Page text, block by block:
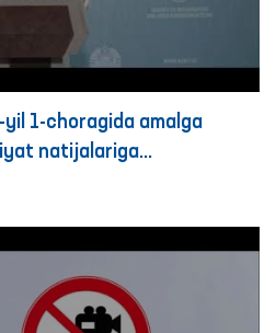
1-choragida amalga
natijalariga